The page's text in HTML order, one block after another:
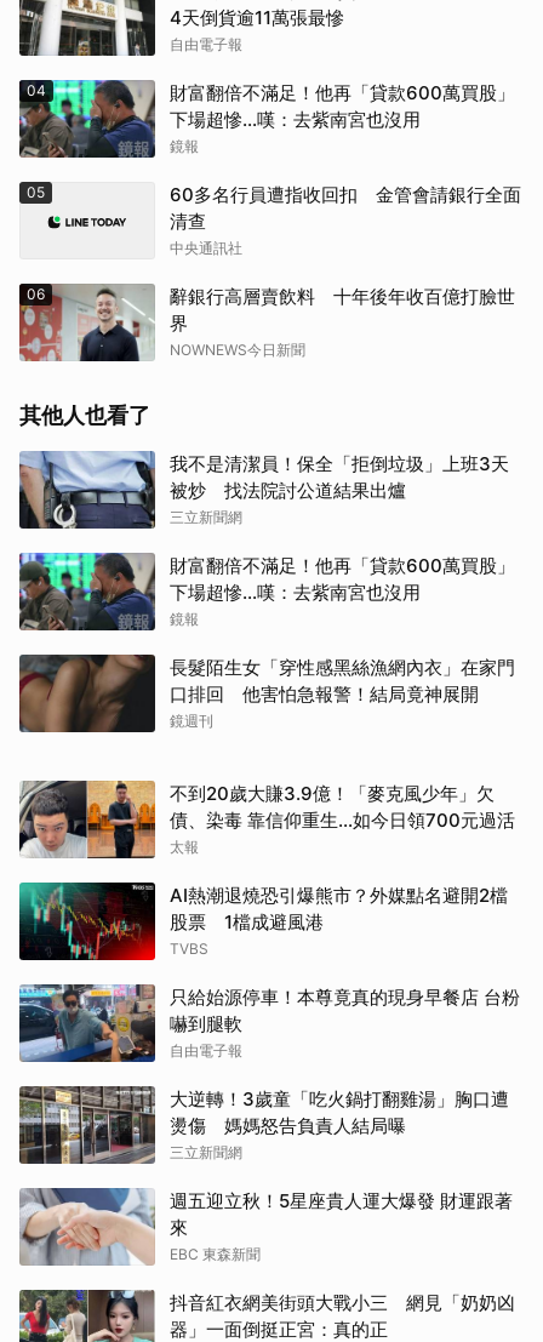
4天倒貨逾11萬張最慘
自由電子報
04
財富翻倍不滿足！他再「貸款600萬買股」
下場超慘...嘆：去紫南宮也沒用
鏡報
05
60多名行員遭指收回扣 金管會請銀行全面
清查
中央通訊社
06
辭銀行高層賣飲料 十年後年收百億打臉世
界
NOWNEWS今日新聞
其他人也看了
我不是清潔員！保全「拒倒垃圾」上班3天
被炒 找法院討公道結果出爐
三立新聞網
財富翻倍不滿足！他再「貸款600萬買股」
下場超慘...嘆：去紫南宮也沒用
鏡報
長髮陌生女「穿性感黑絲漁網內衣」在家門
口排回 他害怕急報警！結局竟神展開
鏡週刊
不到20歲大賺3.9億！「麥克風少年」欠
債、染毒 靠信仰重生...如今日領700元過活
太報
AI熱潮退燒恐引爆熊市？外媒點名避開2檔
股票 1檔成避風港
TVBS
只給始源停車！本尊竟真的現身早餐店 台粉
嚇到腿軟
自由電子報
大逆轉！3歲童「吃火鍋打翻雞湯」胸口遭
燙傷 媽媽怒告負責人結局曝
三立新聞網
週五迎立秋！5星座貴人運大爆發 財運跟著
來
EBC 東森新聞
抖音紅衣網美街頭大戰小三 網見「奶奶凶
器」一面倒挺正宮：真的正